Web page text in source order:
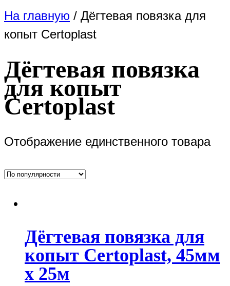
На главную / Дёгтевая повязка для
копыт Certoplast
Дёгтевая повязка
для копыт
Certoplast
Отображение единственного товара
Дёгтевая повязка для
копыт Certoplast, 45мм
x 25м